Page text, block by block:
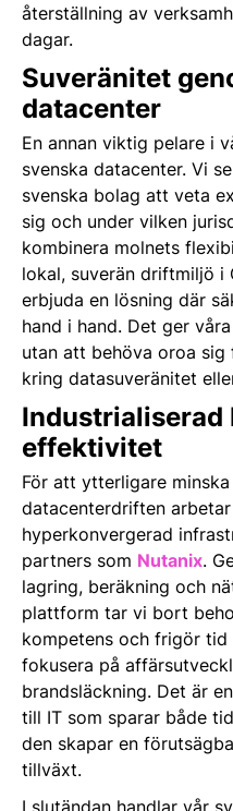
återställning av
dagar.
Suveränitet
datacenter
En annan viktig pelare i
svenska datacenter. Vi
svenska bolag att veta
sig och under vilken
kombinera molnets
lokal, suverän driftmiljö i
erbjuda en lösning där
hand i hand. Det ger
utan att behöva oroa
kring datasuveränitet
effektivitet
För att ytterligare
datacenterdriften
hyperkonvergerad
partners som Nutanix.
lagring, beräkning och
plattform tar vi bort
kompetens och frigör
fokusera på
brandsläckning. Det är
till IT som sparar både
den skapar en
tillväxt.